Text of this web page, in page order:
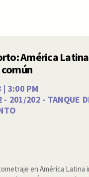
América
3:00 PM
- 201/202 - TANQUE
en América Latina